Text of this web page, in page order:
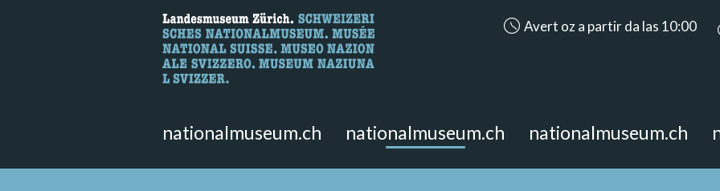
Hier können Sie nach Inhalten der Seite suchen.
accessibility.aria.opening_hours:
Avert oz a partir da las 10:00
nationalmuseum.ch nationalmuseum.ch nationalmuseum.ch